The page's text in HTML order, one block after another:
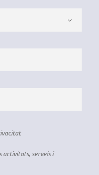
activitats, serveis i